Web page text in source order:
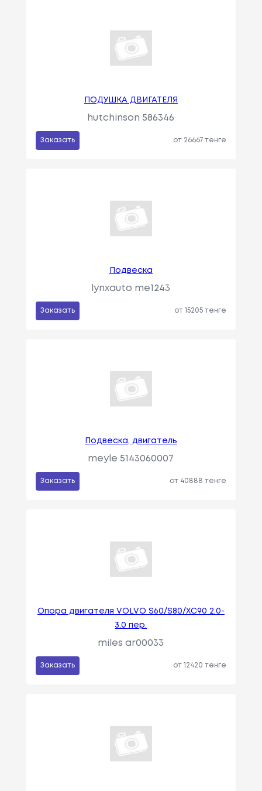
ПОДУШКА ДВИГАТЕЛЯ
hutchinson 586346
Заказать от 26667 тенге
Подвеска
lynxauto me1243
Заказать от 15205 тенге
Подвеска, двигатель
meyle 5143060007
Заказать от 40888 тенге
Опора двигателя VOLVO S60/S80/XC90 2.0-
3.0 пер.
miles ar00033
Заказать от 12420 тенге